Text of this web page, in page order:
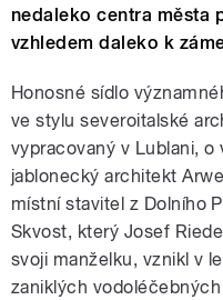
nedaleko centra města
vzhledem daleko k
Honosné sídlo
ve stylu severoitalské
vypracovaný v Lublani, o
jablonecký architekt
místní stavitel z Dolního
Skvost, který Josef
svoji manželku, vznikl v
zaniklých